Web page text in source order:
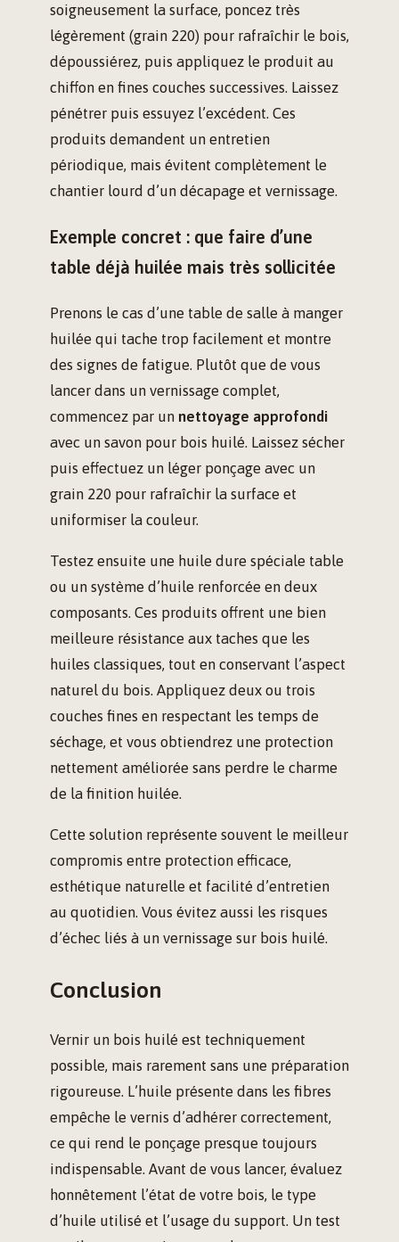
soigneusement la surface, poncez très
légèrement (grain 220) pour rafraîchir le bois,
dépoussiérez, puis appliquez le produit au
chiffon en fines couches successives. Laissez
pénétrer puis essuyez l’excédent. Ces
produits demandent un entretien
périodique, mais évitent complètement le
chantier lourd d’un décapage et vernissage.
Exemple concret : que faire d’une
table déjà huilée mais très sollicitée
Prenons le cas d’une table de salle à manger
huilée qui tache trop facilement et montre
des signes de fatigue. Plutôt que de vous
lancer dans un vernissage complet,
commencez par un nettoyage approfondi
avec un savon pour bois huilé. Laissez sécher
puis effectuez un léger ponçage avec un
grain 220 pour rafraîchir la surface et
uniformiser la couleur.
Testez ensuite une huile dure spéciale table
ou un système d’huile renforcée en deux
composants. Ces produits offrent une bien
meilleure résistance aux taches que les
huiles classiques, tout en conservant l’aspect
naturel du bois. Appliquez deux ou trois
couches fines en respectant les temps de
séchage, et vous obtiendrez une protection
nettement améliorée sans perdre le charme
de la finition huilée.
Cette solution représente souvent le meilleur
compromis entre protection efficace,
esthétique naturelle et facilité d’entretien
au quotidien. Vous évitez aussi les risques
d’échec liés à un vernissage sur bois huilé.
Conclusion
Vernir un bois huilé est techniquement
possible, mais rarement sans une préparation
rigoureuse. L’huile présente dans les fibres
empêche le vernis d’adhérer correctement,
ce qui rend le ponçage presque toujours
indispensable. Avant de vous lancer, évaluez
honnêtement l’état de votre bois, le type
d’huile utilisé et l’usage du support. Un test